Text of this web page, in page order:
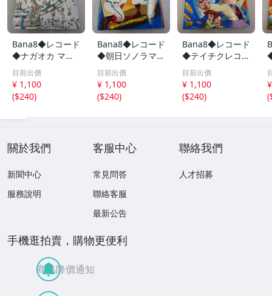
Bana8◆レコード
◆ナガオカ マジ
ックレコード シ
ートレコード ソ
ノシート アナロ
グ レトロ コレク
目前出價
¥ 1,100
($240)
Bana8◆レコード
◆朝日ソノラマ
巨人の星 ソノシ
ート 絵本 レトロ
コレクション
目前出價
¥ 1,100
($240)
Bana8◆レコード
◆テイチクレコー
ド わんぱく探偵
団 レトロ コレク
ション
目前出價
¥ 1,100
($240)
(
關於我們
新聞中心
服務說明
客服中心
常見問答
聯絡客服
最新公告
聯絡我們
人才招募
手機逛拍賣，購物更便利
商品降價通知